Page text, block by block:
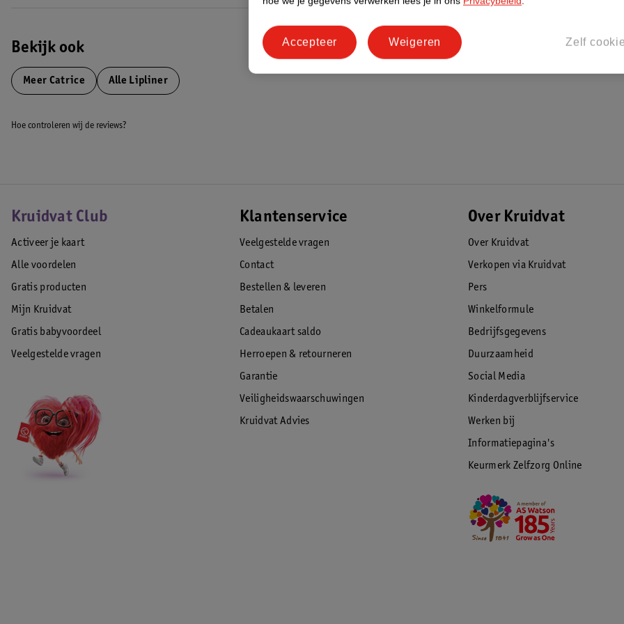
Bekijk ook
Meer Catrice Alle Lipliner
Hoe controleren wij de reviews?
Kruidvat Club
Activeer je kaart
Alle voordelen
Gratis producten
Mijn Kruidvat
Gratis babyvoordeel
Veelgestelde vragen
Klantenservice
Veelgestelde vragen
Contact
Bestellen & leveren
Betalen
Cadeaukaart saldo
Herroepen & retourneren
Garantie
Veiligheidswaarschuwingen
Kruidvat Advies
Over Kruidvat
Over Kruidvat
Verkopen via Kruidvat
Pers
Winkelformule
Bedrijfsgegevens
Duurzaamheid
Social Media
Kinderdagverblijfservice
Werken bij
Informatiepagina's
Keurmerk Zelfzorg Online
Zelf
Weigeren
Accepteer